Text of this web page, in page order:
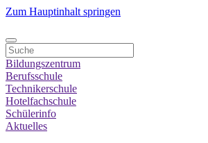
Zum Hauptinhalt springen
Bildungszentrum
Berufsschule
Technikerschule
Hotelfachschule
Schülerinfo
Aktuelles